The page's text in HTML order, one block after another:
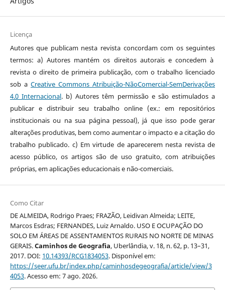
Licença
Autores que publicam nesta revista concordam com os seguintes
termos: a) Autores mantém os direitos autorais e concedem à
revista o direito de primeira publicação, com o trabalho licenciado
sob a Creative Commons Atribuição-NãoComercial-SemDerivações
4.0 Internacional. b) Autores têm permissão e são estimulados a
publicar e distribuir seu trabalho online (ex.: em repositórios
institucionais ou na sua página pessoal), já que isso pode gerar
alterações produtivas, bem como aumentar o impacto e a citação do
trabalho publicado. c) Em virtude de aparecerem nesta revista de
acesso público, os artigos são de uso gratuito, com atribuições
próprias, em aplicações educacionais e não-comerciais.
Como Citar
DE ALMEIDA, Rodrigo Praes; FRAZÃO, Leidivan Almeida; LEITE,
Marcos Esdras; FERNANDES, Luiz Arnaldo. USO E OCUPAÇÃO DO
SOLO EM ÁREAS DE ASSENTAMENTOS RURAIS NO NORTE DE MINAS
GERAIS.Caminhos de Geografia, Uberlândia, v. 18, n. 62, p. 13–31,
2017. DOI: 10.14393/RCG1834053. Disponível em:
https://seer.ufu.br/index.php/caminhosdegeografia/article/view/3
4053. Acesso em: 7 ago. 2026.